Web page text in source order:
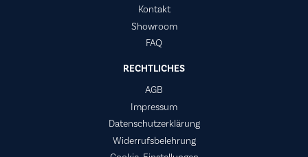
Kontakt
Showroom
FAQ
RECHTLICHES
AGB
Impressum
Datenschutzerklärung
Widerrufsbelehrung